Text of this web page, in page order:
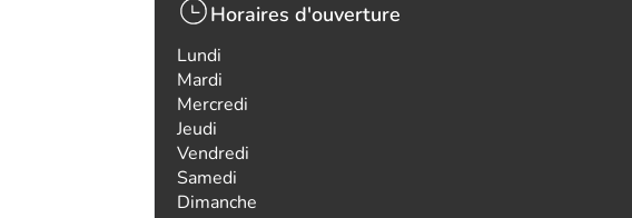
Horaires d'ouverture
Lundi
Mardi
Mercredi
Jeudi
Vendredi
Samedi
Dimanche